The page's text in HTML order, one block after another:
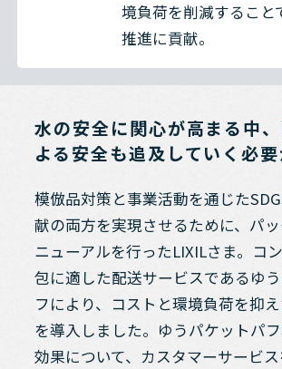
境負荷を削減すること
推進に貢献。
水の安全に関心が高まる中
よる安全も追及していく必
模倣品対策と事業活動を通じた
献の両方を実現させるために、パ
ニューアルを行ったLIXILさま。コ
包に適した配送サービスであるゆ
フにより、コストと環境負荷を抑
を導入しました。ゆうパケットパ
効果について、カスタマーサービ